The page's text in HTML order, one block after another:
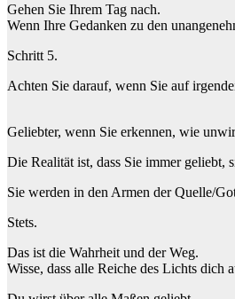
Gehen Sie Ihrem Tag nach.
Wenn Ihre Gedanken zu den
Schritt 5.
Achten Sie darauf, wenn Sie auf
Geliebter, wenn Sie erkennen, wie
Die Realität ist, dass Sie immer geliebt,
Sie werden in den Armen der Quelle/
Stets.
Das ist die Wahrheit und der Weg.
Wisse, dass alle Reiche des Lichts dich